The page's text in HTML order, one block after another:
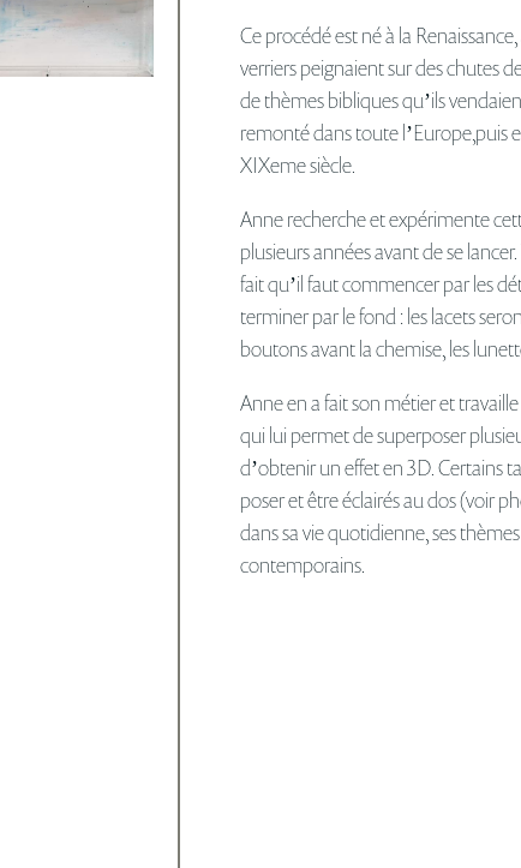
Ce procédé est né à la
verriers peignaient sur des chutes
de thèmes bibliques quʼils
remonté dans toute lʼEurope,puis
XIXeme siècle.
Anne recherche et expérimente
plusieurs années avant de se
fait quʼil faut commencer par les
terminer par le fond : les lacets
boutons avant la chemise, les
Anne en a fait son métier et
qui lui permet de superposer
dʼobtenir un effet en 3D. Certains
poser et être éclairés au dos (voir
dans sa vie quotidienne, ses
contemporains.